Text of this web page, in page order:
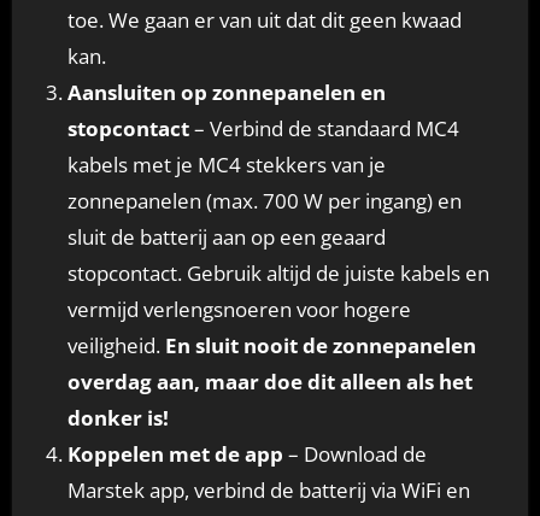
toe. We gaan er van uit dat dit geen kwaad
kan.
Aansluiten op zonnepanelen en
stopcontact– Verbind de standaard MC4
kabels met je MC4 stekkers van je
zonnepanelen (max. 700 W per ingang) en
sluit de batterij aan op een geaard
stopcontact. Gebruik altijd de juiste kabels en
vermijd verlengsnoeren voor hogere
veiligheid. En sluit nooit de zonnepanelen
overdag aan, maar doe dit alleen als het
donker is!
Koppelen met de app – Download de
Marstek app, verbind de batterij via WiFi en